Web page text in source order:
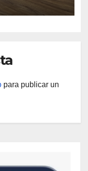
para publicar un